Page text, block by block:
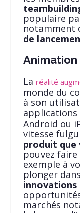
populaire
notamment
de
La réalité
monde du
à son
applications
Android ou
vitesse
produit que
pouvez
exemple à
plonger
innovations
marchés